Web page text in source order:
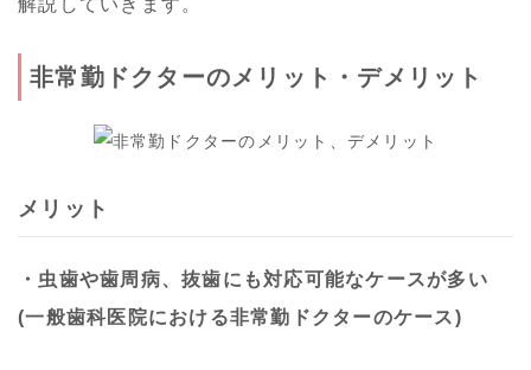
解説していきます。
非常勤ドクターのメリット・デメリット
メリット
・虫歯や歯周病、抜歯にも対応可能なケースが多い
(一般歯科医院における非常勤ドクターのケース)